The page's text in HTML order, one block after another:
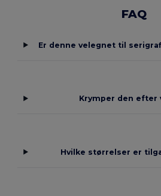
FAQ
Er denne velegnet til
Krymper den efter
Hvilke størrelser er